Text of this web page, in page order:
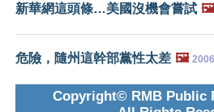
新華網這頭條…美國沒機會嘗試 🖼️
危險，隨州這幹部黨性太差 🖼️
Copyright© RMB Public